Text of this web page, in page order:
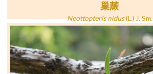
巢蕨
Neottopteris nidus(L.) J. Sm.